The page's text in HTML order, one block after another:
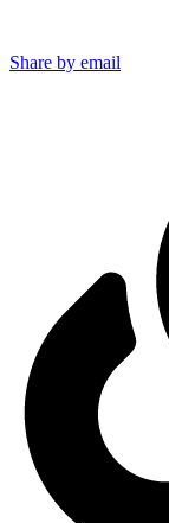
Share by email